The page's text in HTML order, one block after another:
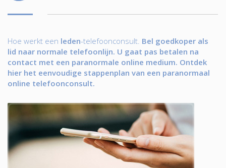
Hoe werkt een leden-telefoonconsult. Bel goedkoper als
lid naar normale telefoonlijn. U gaat pas betalen na
contact met een paranormale online medium. Ontdek
hier het eenvoudige stappenplan van een paranormaal
online telefoonconsult.